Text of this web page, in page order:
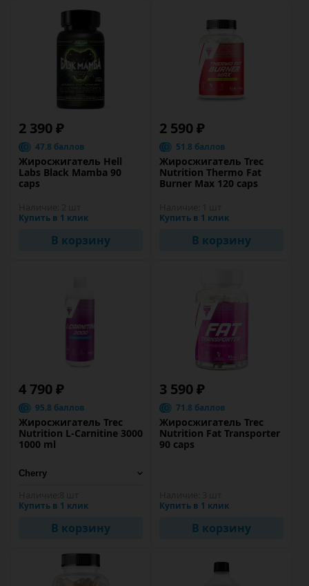
2 390 ₽
47.8 баллов
Жиросжигатель Hell
Labs Black Mamba 90
caps
Купить в 1 клик
В корзину
2 590 ₽
51.8 баллов
Жиросжигатель Trec
Nutrition Thermo Fat
Burner Max 120 caps
Купить в 1 клик
В корзину
4 790 ₽
95.8 баллов
Жиросжигатель Trec
Nutrition L-Carnitine 3000
1000 ml
Купить в 1 клик
В корзину
3 590 ₽
71.8 баллов
Жиросжигатель Trec
Nutrition Fat Transporter
90 caps
Купить в 1 клик
В корзину